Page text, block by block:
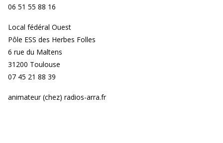
06 51 55 88 16
Local fédéral Ouest
Pôle ESS des Herbes Folles
6 rue du Maltens
31200 Toulouse
07 45 21 88 39
animateur (chez) radios-arra.fr